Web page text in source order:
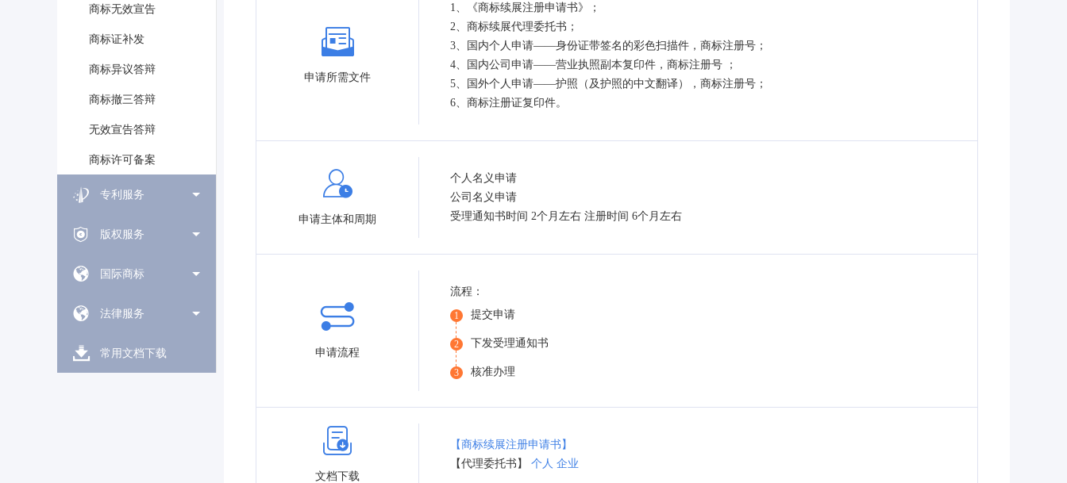
商标无效宣告
商标证补发
商标异议答辩
商标撤三答辩
无效宣告答辩
商标许可备案
专利服务
版权服务
国际商标
法律服务
常用文档下载
申请所需文件
1、《商标续展注册申请书》；
2、商标续展代理委托书；
3、国内个人申请——身份证带签名的彩色扫描件，商标注册号；
4、国内公司申请——营业执照副本复印件，商标注册号 ；
5、国外个人申请——护照（及护照的中文翻译），商标注册号；
6、商标注册证复印件。
申请主体和周期
个人名义申请
公司名义申请
受理通知书时间 2个月左右 注册时间 6个月左右
申请流程
流程：
1 提交申请
2 下发受理通知书
3 核准办理
文档下载
【商标续展注册申请书】
【代理委托书】 个人 企业